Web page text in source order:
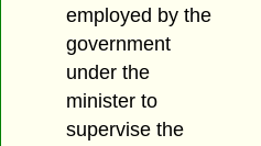
employed by the
government
under the
minister to
supervise the